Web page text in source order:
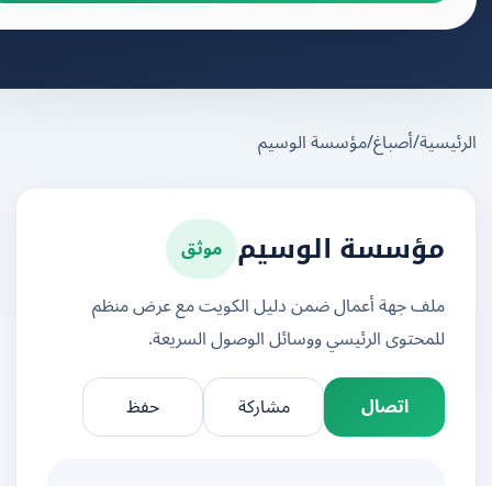
/أصباغ/مؤسسة الوسيم
مؤسسة الوسيم موثق
ملف جهة أعمال ضمن دليل الكويت مع عرض منظم
للمحتوى الرئيسي ووسائل الوصول السريعة.
اتصال
مشاركة